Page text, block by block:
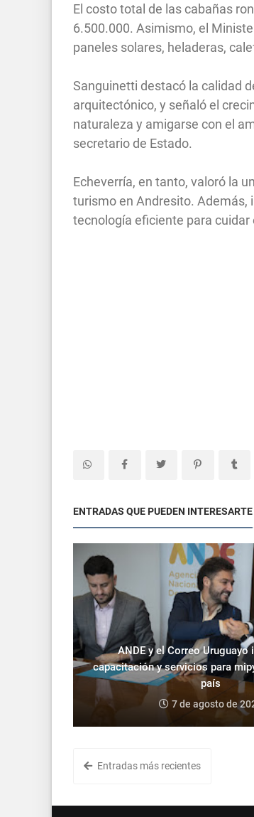
El costo total de las cabañas
6.500.000. Asimismo, el
paneles solares, heladeras,
Sanguinetti destacó la calidad
arquitectónico, y señaló el
naturaleza y amigarse con el
secretario de Estado.
Echeverría, en tanto, valoró la
turismo en Andresito. Además,
tecnología eficiente para
ENTRADAS QUE PUEDEN INTERESARTE
ANDE y el Correo Uruguayo
capacitación y servicios para
país
7 de agosto de
Entradas más recientes